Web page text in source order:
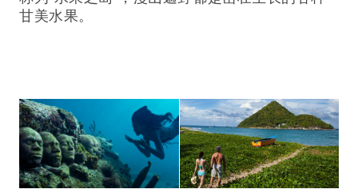
甘美水果。